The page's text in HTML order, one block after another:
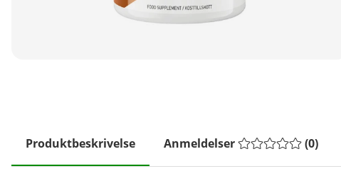
Produktbeskrivelse Anmeldelser (0)